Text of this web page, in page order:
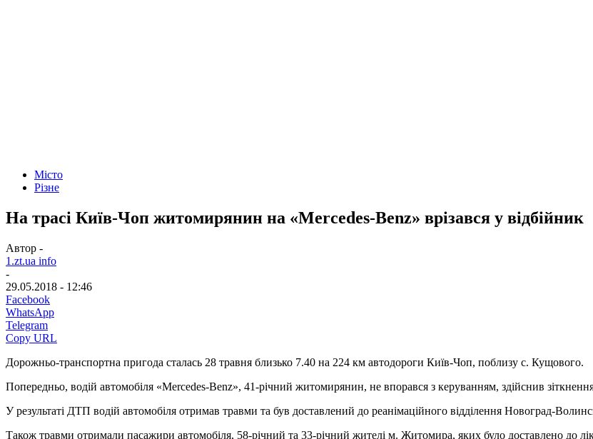
Місто
Різне
На трасі Київ-Чоп житомирянин на «Mercedes-Benz» врізався у відбійник
Автор -
1.zt.ua info
-
29.05.2018 - 12:46
Facebook
WhatsApp
Telegram
Copy URL
Дорожньо-транспортна пригода сталась 28 травня близько 7.40 на 224 км автодороги Київ-Чоп, поблизу с. Кущового.
Попередньо, водій автомобіля «Mercedes-Benz», 41-річний житомирянин, не впорався з керуванням, здійснив
У результаті ДТП водій автомобіля отримав травми та був доставлений до реанімаційного відділення Новоград-
Також травми отримали пасажири автомобіля, 58-річний та 33-річний жителі м. Житомира, яких було доставлено до